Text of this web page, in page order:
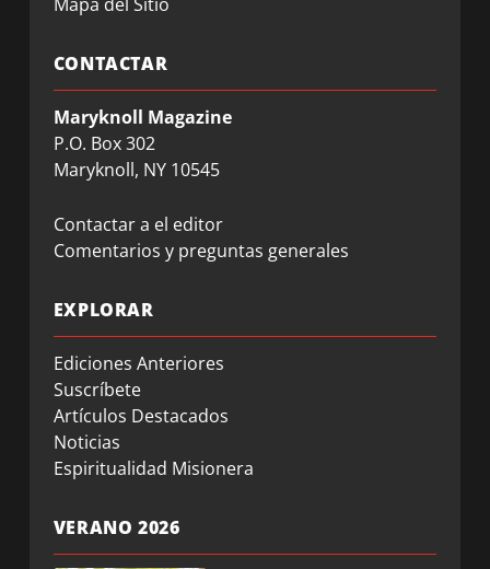
Mapa del Sitio
CONTACTAR
Maryknoll Magazine
P.O. Box 302
Maryknoll, NY 10545
Contactar a el editor
Comentarios y preguntas generales
EXPLORAR
Ediciones Anteriores
Suscríbete
Artículos Destacados
Noticias
Espiritualidad Misionera
VERANO 2026